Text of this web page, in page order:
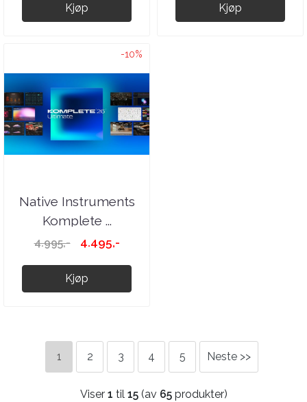
Kjøp Kjøp
-10%
Native Instruments
Komplete ...
4.995,- 4.495,-
Kjøp
1 2 3 4 5 Neste >>
Viser 1 til 15(av 65produkter)